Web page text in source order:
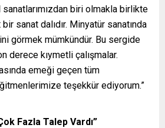
biri olmakla birlikte
sanat dalıdır. Minyatür sanatında
görmek mümkündür. Bu sergide
derece kıymetli çalışmalar.
emeği geçen tüm
teşekkür ediyorum.”
Fazla Talep Vardı”